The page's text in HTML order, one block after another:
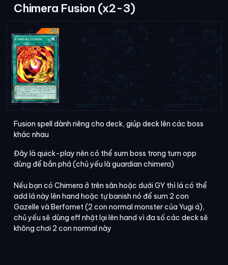
Chimera Fusion (x2-3)
Fusion spell dành riêng cho deck, giúp deck lên các boss
khác nhau
Đây là quick-play nên có thể sum boss trong turn opp
dùng để bắn phá (chủ yếu là guardian chimera)
Nếu bạn có Chimera ở trên sân hoặc dưới GY thì lá có thể
add lá này lên hand hoặc tự banish nó để sum 2 con
Gazelle và Berfomet (2 con normal monster của Yugi á),
chủ yếu sẽ dùng eff nhặt lại lên hand vì đa số các deck sẽ
không chơi 2 con normal này